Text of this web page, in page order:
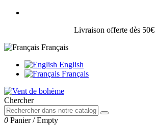
Livraison offerte dès 50€
Français
English
Français
Chercher
0 Panier/Empty